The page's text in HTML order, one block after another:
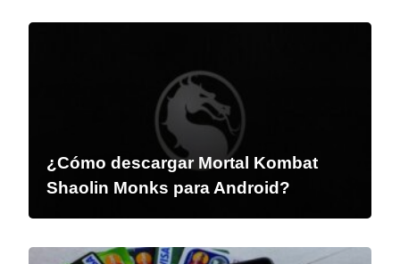
¿Cómo descargar Mortal Kombat
Shaolin Monks para Android?